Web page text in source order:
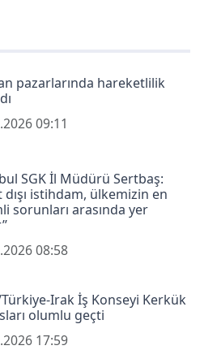
pazarlarında hareketlilik
09:11
SGK İl Müdürü Sertbaş:
dışı istihdam, ülkemizin en
sorunları arasında yer
08:58
Irak İş Konseyi Kerkük
olumlu geçti
17:59